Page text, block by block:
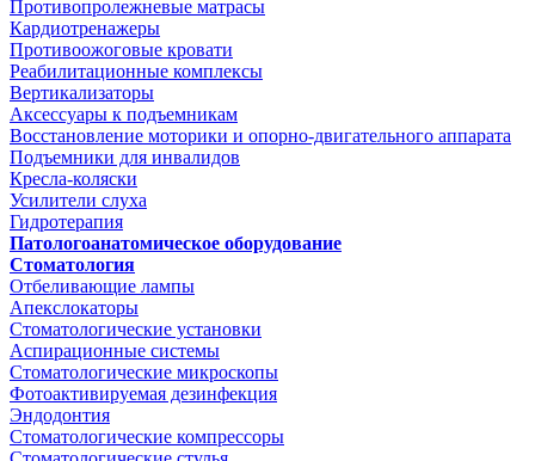
Противопролежневые матрасы
Кардиотренажеры
Противоожоговые кровати
Реабилитационные комплексы
Вертикализаторы
Аксессуары к подъемникам
Восстановление моторики и опорно-двигательного аппарата
Подъемники для инвалидов
Кресла-коляски
Усилители слуха
Гидротерапия
Патологоанатомическое оборудование
Стоматология
Отбеливающие лампы
Апекслокаторы
Стоматологические установки
Аспирационные системы
Стоматологические микроскопы
Фотоактивируемая дезинфекция
Эндодонтия
Стоматологические компрессоры